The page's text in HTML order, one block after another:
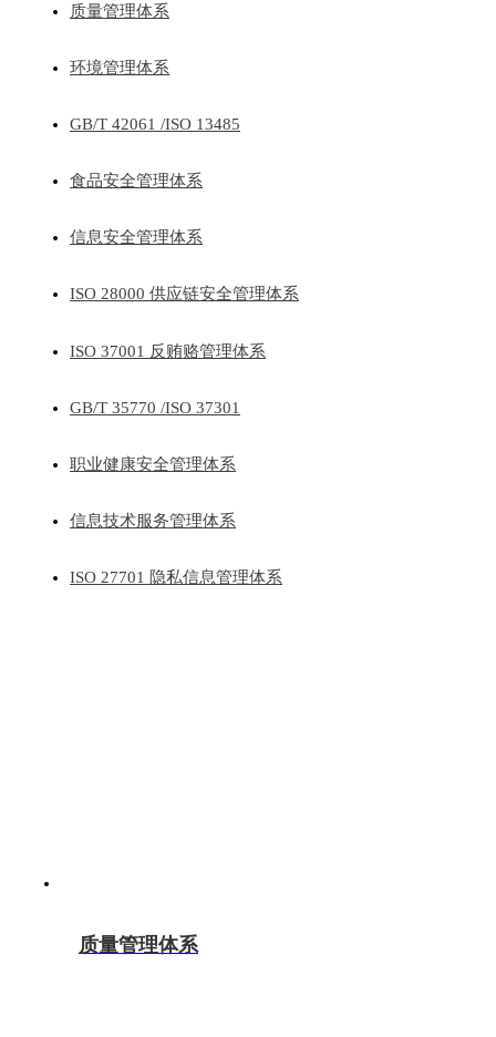
质量管理体系
环境管理体系
GB/T 42061 /ISO 13485
食品安全管理体系
信息安全管理体系
ISO 28000 供应链安全管理体系
ISO 37001 反贿赂管理体系
GB/T 35770 /ISO 37301
职业健康安全管理体系
信息技术服务管理体系
ISO 27701 隐私信息管理体系
质量管理体系